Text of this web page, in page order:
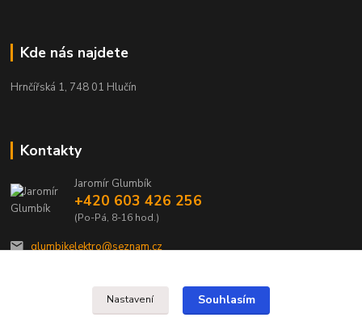
Kde nás najdete
Hrnčířská 1, 748 01 Hlučín
Kontakty
Jaromír Glumbík
+420 603 426 256
(Po-Pá, 8-16 hod.)
glumbikelektro@seznam.cz
Nastavení Souhlasím